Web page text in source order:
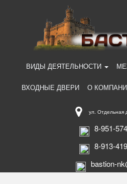
ВИДЫ ДЕЯТЕЛЬНОСТИ
ВХОДНЫЕ ДВЕРИ О
ул. Отдельная
8-951-
8-913-
bastion-